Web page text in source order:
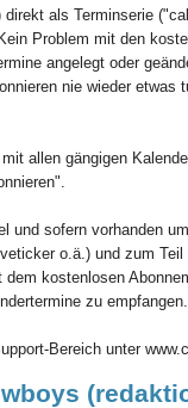
als Terminserie
Problem mit den
angelegt oder
nie wieder etwas
allen gängigen
und sofern vorhanden
o.ä.) und zum
kostenlosen
zu empfangen.
Bereich unter